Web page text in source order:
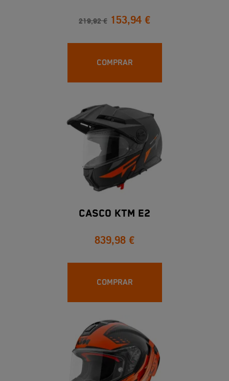
219,92 € 153,94 €
COMPRAR
Casco KTM E2
839,98 €
COMPRAR